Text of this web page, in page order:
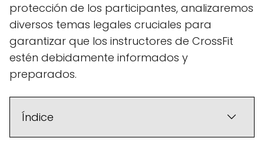
protección de los participantes, analizaremos
diversos temas legales cruciales para
garantizar que los instructores de CrossFit
estén debidamente informados y
preparados.
Índice